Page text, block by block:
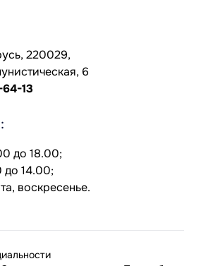
220029,
6
13
до 18.00;
до 14.00;
воскресенье.